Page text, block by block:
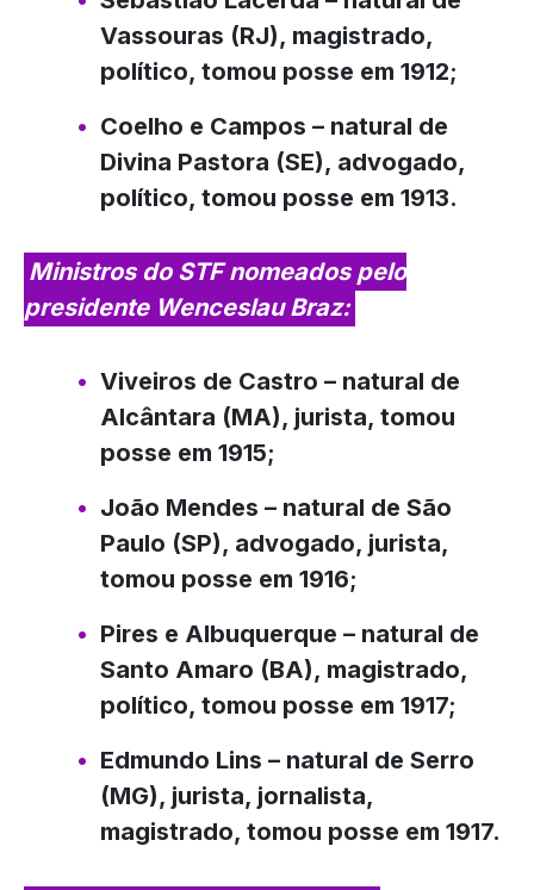
Vassouras (RJ), magistrado,
político, tomou posse em 1912;
Coelho e Campos – natural de
Divina Pastora (SE), advogado,
político, tomou posse em 1913.
Ministros do STF nomeados pelo
presidente Wenceslau Braz:
Viveiros de Castro – natural de
Alcântara (MA), jurista, tomou
posse em 1915;
João Mendes – natural de São
Paulo (SP), advogado, jurista,
tomou posse em 1916;
Pires e Albuquerque – natural de
Santo Amaro (BA), magistrado,
político, tomou posse em 1917;
Edmundo Lins – natural de Serro
(MG), jurista, jornalista,
magistrado, tomou posse em 1917.